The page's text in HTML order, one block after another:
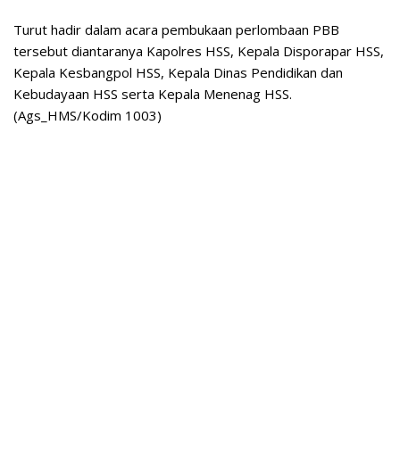
Turut hadir dalam acara pembukaan perlombaan PBB
tersebut diantaranya Kapolres HSS, Kepala Disporapar HSS,
Kepala Kesbangpol HSS, Kepala Dinas Pendidikan dan
Kebudayaan HSS serta Kepala Menenag HSS.
(Ags_HMS/Kodim 1003)